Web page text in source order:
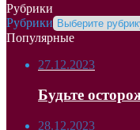
Рубрики
Рубрики
Популярные
27.12.2023
Будьте
28.12.2023